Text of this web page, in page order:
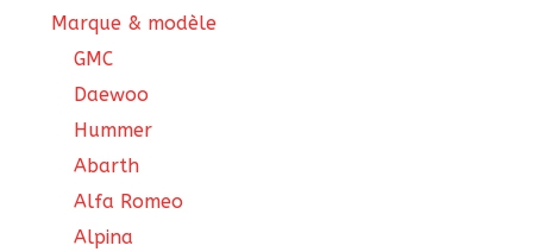
Marque & modèle
GMC
Daewoo
Hummer
Abarth
Alfa Romeo
Alpina